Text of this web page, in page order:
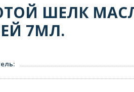
ШЕЛК
7МЛ.
: